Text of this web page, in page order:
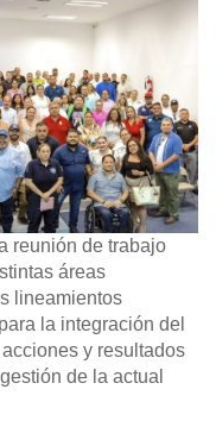
reunión de trabajo
áreas
lineamientos
la integración del
y resultados
de la actual